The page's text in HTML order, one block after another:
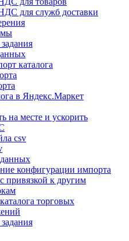
для служб доставки
каталога
в Яндекс.Маркет
на месте и ускорить
csv
конфигурации импорта
привязкой к другим
торговых